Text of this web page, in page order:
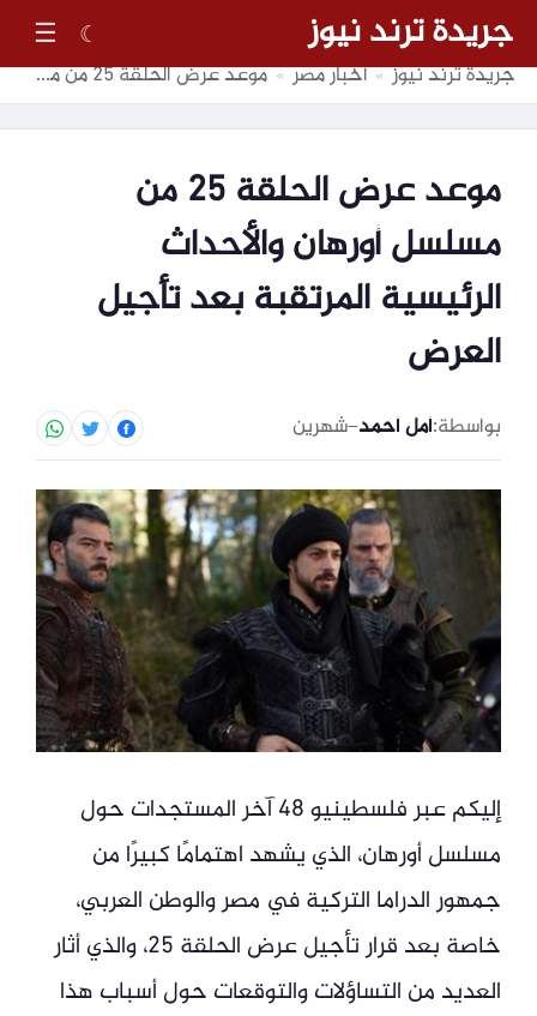
جريدة ترند نيوز ☾
☰
جريدة ترند نيوز » أخبار مصر » موعد عرض الحلقة 25 من مسلسل أورهان والأحداث الرئيسية المرتقبة بعد تأجيل العرض
موعد عرض الحلقة 25 من
مسلسل أورهان والأحداث
الرئيسية المرتقبة بعد تأجيل
العرض
بواسطة:أمل أحمد–شهرين
إليكم عبر فلسطينيو 48 آخر المستجدات حول
مسلسل أورهان، الذي يشهد اهتمامًا كبيرًا من
جمهور الدراما التركية في مصر والوطن العربي،
خاصة بعد قرار تأجيل عرض الحلقة 25، والذي أثار
العديد من التساؤلات والتوقعات حول أسباب هذا